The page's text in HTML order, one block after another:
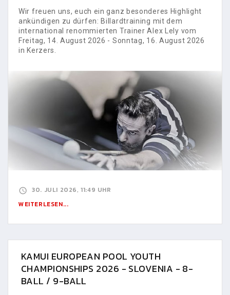
Wir freuen uns, euch ein ganz besonderes Highlight
ankündigen zu dürfen: Billardtraining mit dem
international renommierten Trainer Alex Lely vom
Freitag, 14. August 2026 - Sonntag, 16. August 2026
in Kerzers.
30. JULI 2026, 11:49 UHR
WEITERLESEN...
KAMUI EUROPEAN POOL YOUTH
CHAMPIONSHIPS 2026 - SLOVENIA - 8-
BALL / 9-BALL